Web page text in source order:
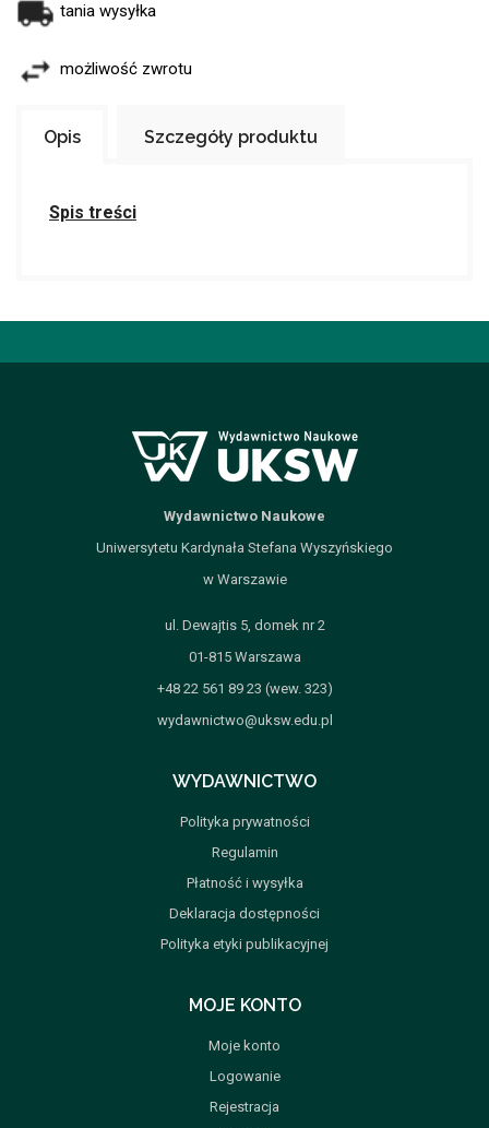
tania wysyłka
możliwość zwrotu
Opis Szczegóły produktu
Spis treści
Wydawnictwo Naukowe
Uniwersytetu Kardynała Stefana Wyszyńskiego
w Warszawie
ul. Dewajtis 5, domek nr 2
01-815 Warszawa
+48 22 561 89 23 (wew. 323)
wydawnictwo@uksw.edu.pl
WYDAWNICTWO
Polityka prywatności
Regulamin
Płatność i wysyłka
Deklaracja dostępności
Polityka etyki publikacyjnej
MOJE KONTO
Moje konto
Logowanie
Rejestracja